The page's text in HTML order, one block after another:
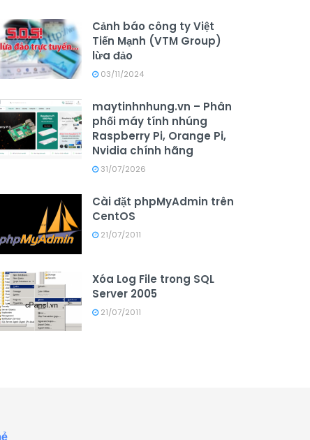
Cảnh báo công ty Việt
Tiến Mạnh (VTM Group)
lừa đảo
03/11/2024
maytinhnhung.vn – Phân
phối máy tính nhúng
Raspberry Pi, Orange Pi,
Nvidia chính hãng
31/07/2026
Cài đặt phpMyAdmin trên
CentOS
21/07/2011
Xóa Log File trong SQL
Server 2005
21/07/2011